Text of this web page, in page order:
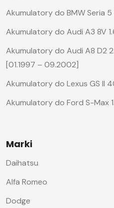
Akumulatory do BMW Seria 5
Akumulatory do Audi A3 8V
Akumulatory do Audi A8 D2
[01.1997 – 09.2002]
Akumulatory do Lexus GS II
Akumulatory do Ford S-Max
Marki
Daihatsu
Alfa Romeo
Dodge